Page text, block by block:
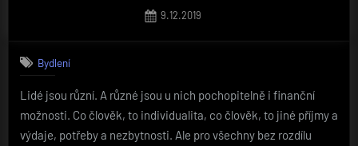
Posted
9.12.2019
Bydlení
Lidé jsou různí. A různé jsou u nich pochopitelně i finanční
možnosti. Co člověk, to individualita, co člověk, to jiné příjmy a
výdaje, potřeby a nezbytnosti. Ale pro všechny bez rozdílu